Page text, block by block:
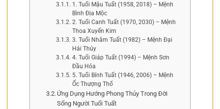
1. Tuổi Mậu Tuất (1958, 2018) – Mệnh
Bình Địa Mộc
2. Tuổi Canh Tuất (1970, 2030) – Mệnh
Thoa Xuyến Kim
3. Tuổi Nhâm Tuất (1982) – Mệnh Đại
Hải Thủy
4. Tuổi Giáp Tuất (1994) – Mệnh Sơn
Đầu Hỏa
5. Tuổi Bính Tuất (1946, 2006) – Mệnh
Ốc Thượng Thổ
Ứng Dụng Hướng Phong Thủy Trong Đời
Sống Người Tuổi Tuất